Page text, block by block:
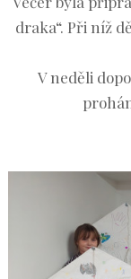
draka“. Při níž
V neděli